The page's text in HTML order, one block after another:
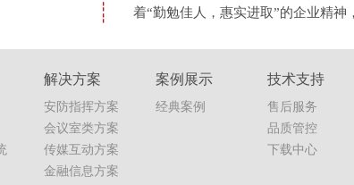
着“勤勉佳人，惠实进取”的企业精神
解决方案
安防指挥方案
会议室类方案
传媒互动方案
金融信息方案
案例展示
经典案例
技术支持
售后服务
品质管控
下载中心